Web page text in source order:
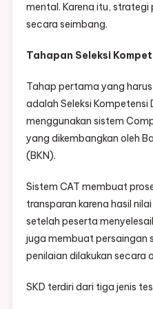
mental. Karena itu, strategi
secara seimbang.
Tahapan Seleksi
Tahap pertama yang
adalah Seleksi Kompetensi
menggunakan sistem
yang dikembangkan oleh
(BKN).
Sistem CAT membuat
transparan karena hasil
setelah peserta
juga membuat persaingan
penilaian dilakukan secara
SKD terdiri dari tiga jenis